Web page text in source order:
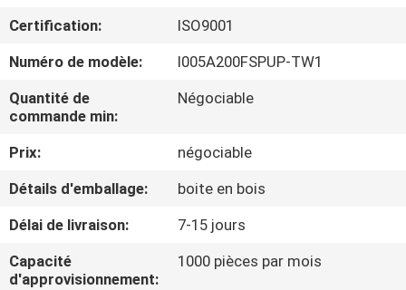
NOUS
VISITE
D'USINE
CONTRÔLE
DE
QUALITÉ
Certification:
ISO9001
Numéro de modèle:
I005A200FSPUP-TW1
Quantité de
commande min:
Négociable
Prix:
négociable
Détails d'emballage:
boite en bois
Délai de livraison:
7-15 jours
Capacité
d'approvisionnement:
1000 pièces par mois